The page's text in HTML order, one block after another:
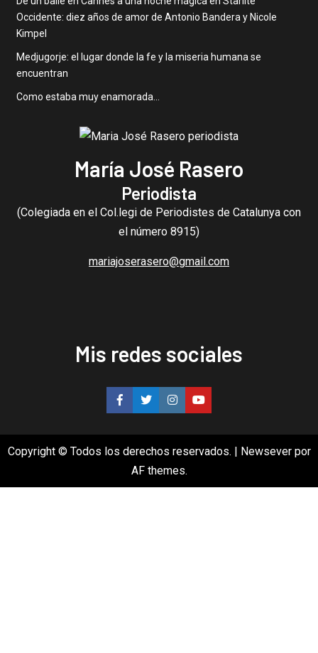
Occidente: diez años de amor de Antonio Bandera y Nicole
Kimpel
Medjugorje: el lugar donde la fe y la miseria humana se
encuentran
Como estaba muy enamorada…
María José Rasero
Periodista
(Colegiada en el Col.legi de Periodistes de Catalunya con
el número 8915)
mariajoserasero@gmail.com
Mis redes sociales
Copyright © Todos los derechos reservados. | Newseverpor
AF themes.